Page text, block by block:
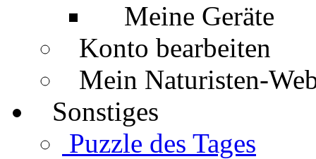
Meine Geräte
Konto bearbeiten
Mein Naturisten-
Sonstiges
Puzzle des Tages